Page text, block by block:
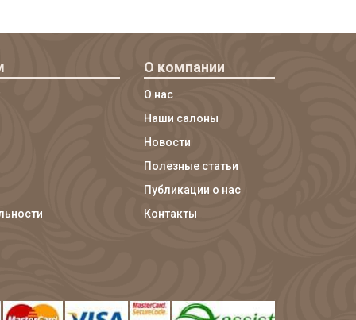
О компании
О нас
Наши салоны
Новости
Полезные статьи
Публикации о нас
Контакты